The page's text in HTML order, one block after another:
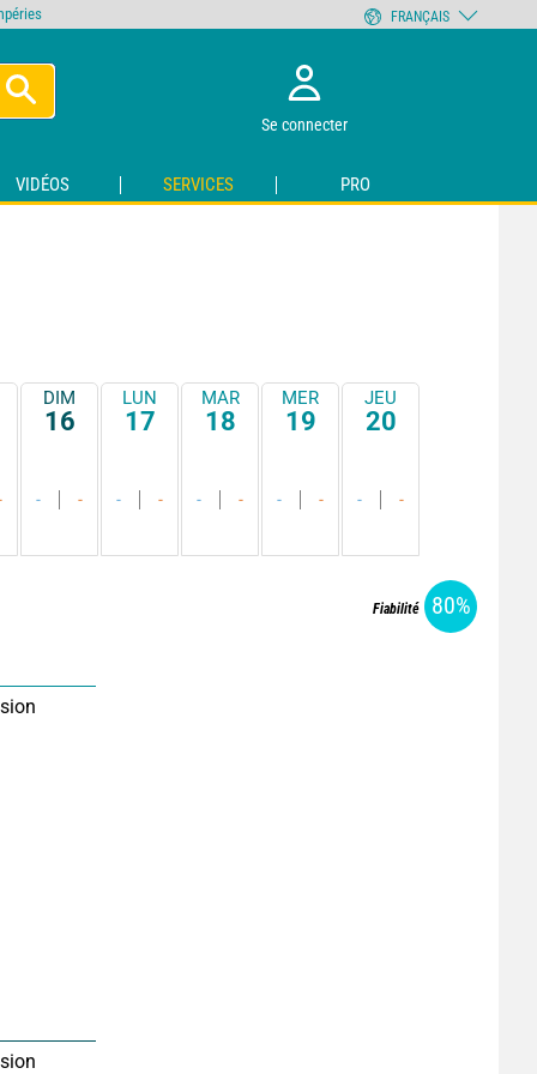
Se connecter
VIDÉOS SERVICES PRO
DIM
16
- -
LUN
17
- -
MAR
18
- -
MER
19
- -
JEU
20
- -
Fiabilité 80%
FRANÇAIS